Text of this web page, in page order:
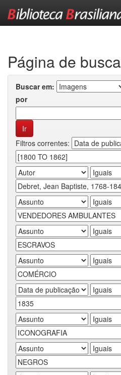
Página de busca
Buscar em:
por
Filtros correntes: